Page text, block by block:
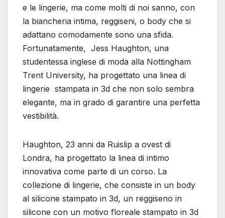
e le lingerie, ma come molti di noi sanno, con
la biancheria intima, reggiseni, o body che si
adattano comodamente sono una sfida.
Fortunatamente, Jess Haughton, una
studentessa inglese di moda alla Nottingham
Trent University, ha progettato una linea di
lingerie stampata in 3d che non solo sembra
elegante, ma in grado di garantire una perfetta
vestibilità.
Haughton, 23 anni da Ruislip a ovest di
Londra, ha progettato la linea di intimo
innovativa come parte di un corso. La
collezione di lingerie, che consiste in un body
al silicone stampato in 3d, un reggiseno in
silicone con un motivo floreale stampato in 3d